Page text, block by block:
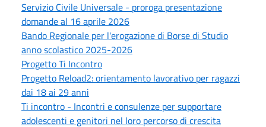
Servizio Civile Universale - proroga presentazione
domande al 16 aprile 2026
Bando Regionale per l'erogazione di Borse di Studio
anno scolastico 2025-2026
Progetto Ti Incontro
Progetto Reload2: orientamento lavorativo per ragazzi
dai 18 ai 29 anni
Ti incontro - Incontri e consulenze per supportare
adolescenti e genitori nel loro percorso di crescita